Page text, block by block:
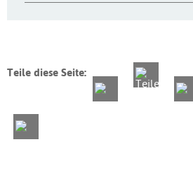
Teile diese Seite: